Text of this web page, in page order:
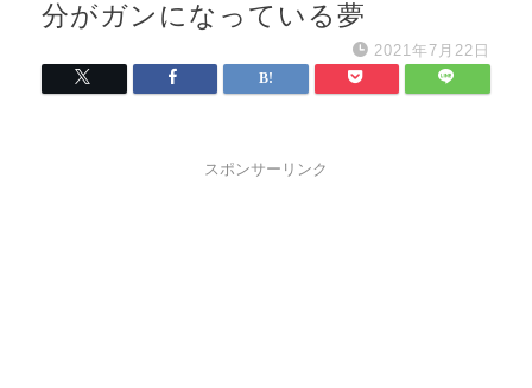
分がガンになっている夢
2021年7月22日
スポンサーリンク